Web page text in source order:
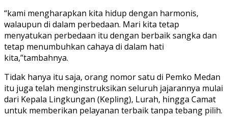
“kami mengharapkan kita hidup dengan harmonis,
walaupun di dalam perbedaan. Mari kita tetap
menyatukan perbedaan itu dengan berbaik sangka dan
tetap menumbuhkan cahaya di dalam hati
kita,”tambahnya.
Tidak hanya itu saja, orang nomor satu di Pemko Medan
itu juga telah menginstruksikan seluruh jajarannya mulai
dari Kepala Lingkungan (Kepling), Lurah, hingga Camat
untuk memberikan pelayanan terbaik tanpa tebang pilih.